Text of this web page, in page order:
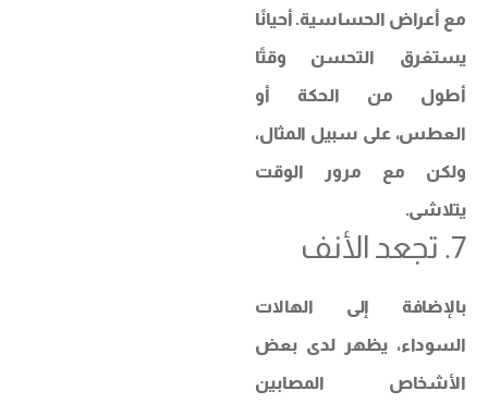
مع أعراض الحساسية. أحيانًا
يستغرق التحسن وقتًا
أطول من الحكة أو
العطس، على سبيل المثال،
ولكن مع مرور الوقت
يتلاشى.
بالإضافة إلى الهالات
السوداء، يظهر لدى بعض
الأشخاص المصابين